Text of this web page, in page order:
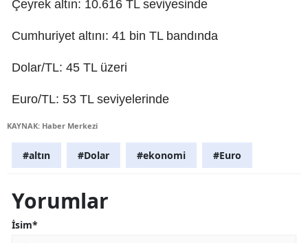
Çeyrek altın: 10.616 TL seviyesinde
Cumhuriyet altını: 41 bin TL bandında
Dolar/TL: 45 TL üzeri
Euro/TL: 53 TL seviyelerinde
KAYNAK: Haber Merkezi
#altın #Dolar #ekonomi #Euro
Yorumlar
İsim*